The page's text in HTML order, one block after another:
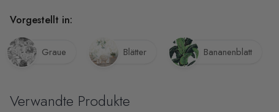
Vorgestellt in:
Graue Blätter Bananenblatt
Verwandte Produkte